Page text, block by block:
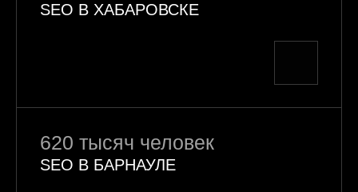
SEO В ХАБАРОВСКЕ
620 тысяч человек
SEO В БАРНАУЛЕ